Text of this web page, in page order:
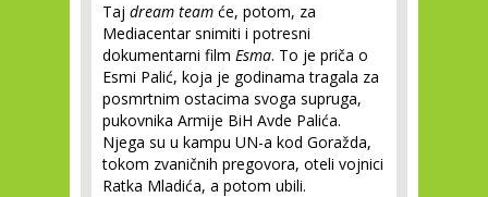
Taj dream team će, potom, za
Mediacentar snimiti i potresni
dokumentarni film Esma. To je priča o
Esmi Palić, koja je godinama tragala za
posmrtnim ostacima svoga supruga,
pukovnika Armije BiH Avde Palića.
Njega su u kampu UN-a kod Goražda,
tokom zvaničnih pregovora, oteli vojnici
Ratka Mladića, a potom ubili.